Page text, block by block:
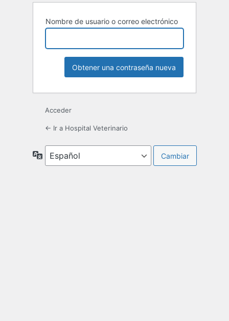
Nombre de usuario o correo electrónico
Acceder
← Ir a Hospital Veterinario
Idioma